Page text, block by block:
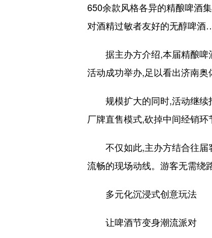
650余款风格各异的精酿啤酒
对酒精过敏者友好的无醇啤酒
据主办方介绍,本届精酿啤
活动成功举办,足以看出济南奥
规模扩大的同时,活动继续
厂牌直售模式,砍掉中间经销
不仅如此,主办方结合往届
流畅的现场动线。游客无需绕
多元化沉浸式创意玩法
让啤酒节变身潮流派对